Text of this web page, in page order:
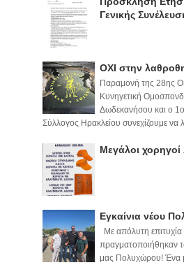
Γενικής
ΟΧΙ στην
Παραμονή της 28ης
Κυνηγετική
Δωδεκανήσου και ο
Σύλλογος Ηρακλείου συνεχίζουμε να
Μεγάλοι χορηγοί
Εγκαίνια νέου
Με απόλυτη επιτυχία
πραγματοποιήθηκαν
μας Πολυχώρου! Ένα